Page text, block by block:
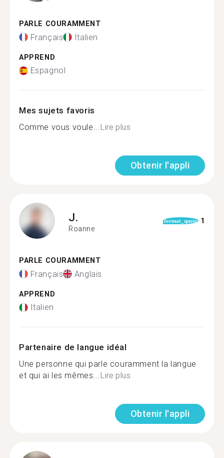
PARLE COURAMMENT
Français Italien
APPREND
Espagnol
Mes sujets favoris
Comme vous voule...Lire plus
Obtenir l'appli
J.
Roanne
format_quote 1
PARLE COURAMMENT
Français Anglais
APPREND
Italien
Partenaire de langue idéal
Une personne qui parle couramment la langue
et qui ai les mêmes...Lire plus
Obtenir l'appli